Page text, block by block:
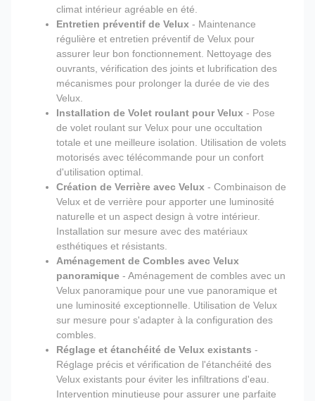
climat intérieur agréable en été.
Entretien préventif de Velux - Maintenance
régulière et entretien préventif de Velux pour
assurer leur bon fonctionnement. Nettoyage des
ouvrants, vérification des joints et lubrification des
mécanismes pour prolonger la durée de vie des
Velux.
Installation de Volet roulant pour Velux - Pose
de volet roulant sur Velux pour une occultation
totale et une meilleure isolation. Utilisation de volets
motorisés avec télécommande pour un confort
d'utilisation optimal.
Création de Verrière avec Velux - Combinaison de
Velux et de verrière pour apporter une luminosité
naturelle et un aspect design à votre intérieur.
Installation sur mesure avec des matériaux
esthétiques et résistants.
Aménagement de Combles avec Velux
panoramique - Aménagement de combles avec un
Velux panoramique pour une vue panoramique et
une luminosité exceptionnelle. Utilisation de Velux
sur mesure pour s'adapter à la configuration des
combles.
Réglage et étanchéité de Velux existants -
Réglage précis et vérification de l'étanchéité des
Velux existants pour éviter les infiltrations d'eau.
Intervention minutieuse pour assurer une parfaite